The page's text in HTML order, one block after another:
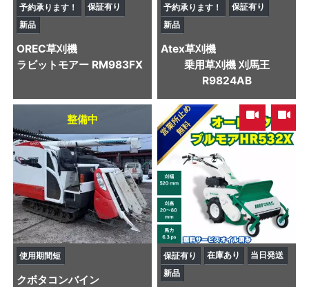
予約承ります！
保証有り
新品
OREC草刈機
ラビットモアー RM983FX
予約承ります！
保証有り
新品
Atex草刈機
乗用草刈機 刈馬王
R9824AB
整備中
使用期間短
クボタ コンバイン
,
保証有り 在庫あり
当日発送
新品